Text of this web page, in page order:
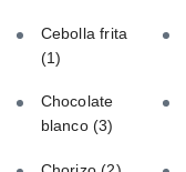
Cebolla frita
(1)
Chocolate
blanco (3)